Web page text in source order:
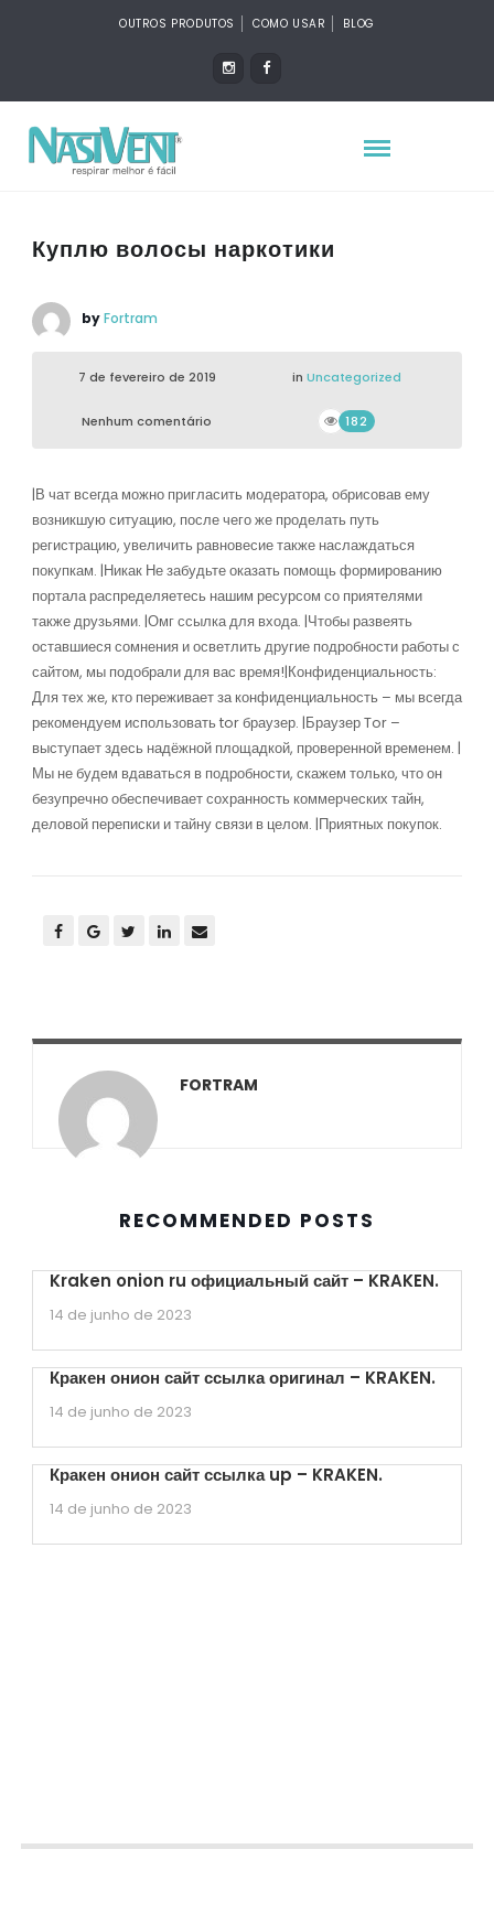
OUTROS PRODUTOS COMO USAR BLOG
Куплю волосы наркотики
byFortram
7 de fevereiro de 2019 in Uncategorized
Nenhum comentário 182
|В чат всегда можно пригласить модератора, обрисовав ему
возникшую ситуацию, после чего же проделать путь
регистрацию, увеличить равновесие также наслаждаться
покупкам. |Никак Не забудьте оказать помощь формированию
портала распределяетесь нашим ресурсом со приятелями
также друзьями. |Омг ссылка для входа. |Чтобы развеять
оставшиеся сомнения и осветлить другие подробности работы с
сайтом, мы подобрали для вас время!|Конфиденциальность:
Для тех же, кто переживает за конфиденциальность – мы всегда
рекомендуем использовать tor браузер. |Браузер Tor –
выступает здесь надёжной площадкой, проверенной временем. |
Мы не будем вдаваться в подробности, скажем только, что он
безупречно обеспечивает сохранность коммерческих тайн,
деловой переписки и тайну связи в целом. |Приятных покупок.
FORTRAM
RECOMMENDED POSTS
Kraken onion ru официальный сайт – KRAKEN.
14 de junho de 2023
Кракен онион сайт ссылка оригинал – KRAKEN.
14 de junho de 2023
Кракен онион сайт ссылка up – KRAKEN.
14 de junho de 2023